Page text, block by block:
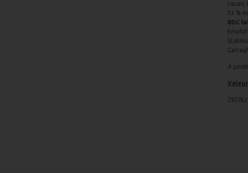
cacao,
33 %
BDC
À